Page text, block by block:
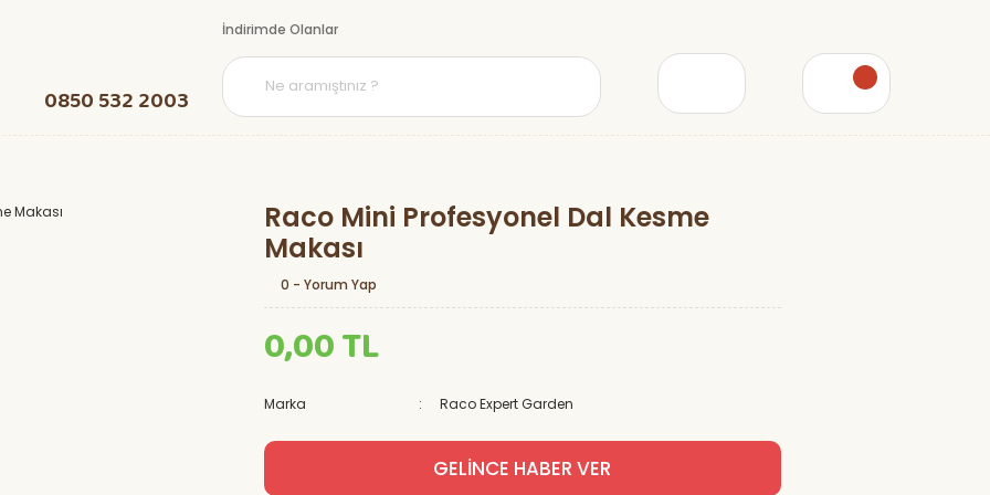
0850 532 2003
İndirimde Olanlar
Raco Mini Profesyonel Dal Kesme
Makası
0 - Yorum Yap
0,00 TL
Marka Raco Expert Garden
GELİNCE HABER VER